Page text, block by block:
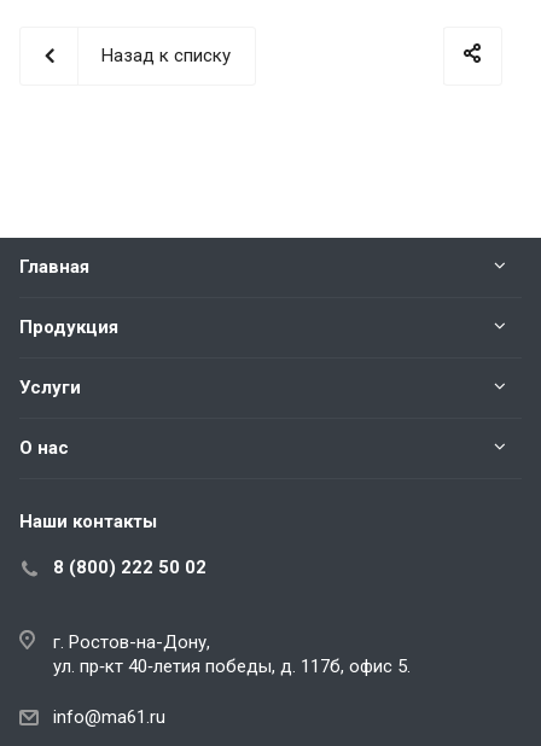
Назад к списку
Главная
Продукция
Услуги
О нас
Наши контакты
8 (800) 222 50 02
г. Ростов-на-Дону,
ул. пр‑кт 40‑летия победы, д. 117б, офис 5.
info@ma61.ru